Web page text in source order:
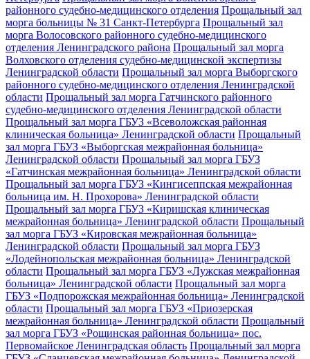
районного судебно-медицинского отделения Прощальный зал
морга больницы № 31 Санкт-Петербурга Прощальный зал
морга Волосовского районного судебно-медицинского
отделения Ленинградского района Прощальный зал морга
Волховского отделения судебно-медицинской экспертизы
Ленинградской области Прощальный зал морга Выборгского
районного судебно-медицинского отделения Ленинградской
области Прощальный зал морга Гатчинского районного
судебно-медицинского отделения Ленинградской области
Прощальный зал морга ГБУЗ «Всеволожская районная
клиническая больница» Ленинградской области Прощальный
зал морга ГБУЗ «Выборгская межрайонная больница»
Ленинградской области Прощальный зал морга ГБУЗ
«Гатчинская межрайонная больница» Ленинградской области
Прощальный зал морга ГБУЗ «Кингисеппская межрайонная
больница им. Н. Прохорова» Ленинградской области
Прощальный зал морга ГБУЗ «Киришская клиническая
межрайонная больница» Ленинградской области Прощальный
зал морга ГБУЗ «Кировская межрайонная больница»
Ленинградской области Прощальный зал морга ГБУЗ
«Лодейнопольская межрайонная больница» Ленинградской
области Прощальный зал морга ГБУЗ «Лужская межрайонная
больница» Ленинградской области Прощальный зал морга
ГБУЗ «Подпорожская межрайонная больница» Ленинградской
области Прощальный зал морга ГБУЗ «Приозерская
межрайонная больница» Ленинградской области Прощальный
зал морга ГБУЗ «Рощинская районная больница» пос.
Первомайское Ленинградская область Прощальный зал морга